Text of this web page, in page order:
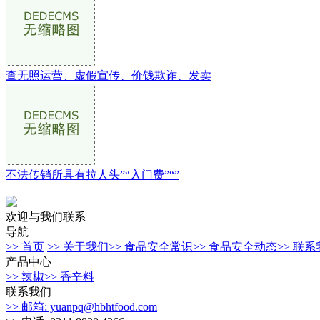
查无照运营、虚假宣传、价钱欺诈、发卖
不法传销所具有拉人头”“入门费”“”
欢迎与我们联系
导航
>> 首页 >> 关于我们>> 食品安全常识>> 食品安全动态>> 联系
产品中心
>> 辣椒>> 香辛料
联系我们
>> 邮箱: yuanpq@hbhtfood.com